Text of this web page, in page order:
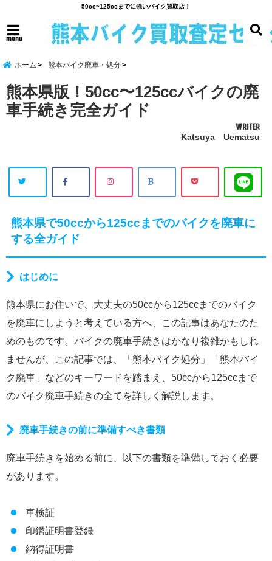
50cc~125ccまでに強いバイク買取店！
menu
ホーム 熊本バイク廃車・処分
熊本県版！50cc〜125ccバイクの廃
車手続き完全ガイド
WRITER
Katsuya Uematsu
熊本県で50ccから125ccまでのバイクを廃車に
する全ガイド
はじめに
熊本県にお住いで、大丈夫の50ccから125ccまでのバイク
を廃車にしようと考えている方へ、この記事はあなたのた
めのものです。バイクの廃車手続きはかなり複雑かもしれ
ませんが、この記事では、「熊本バイク処分」「熊本バイ
ク廃車」などのキーワードを踏まえ、50ccから125ccまで
のバイク廃車手続きの全てを詳しく解説します。
廃車手続きの前に準備すべき書類
廃車手続きを始める前に、以下の書類を準備しておく必要
があります。
車検証
印鑑証明書登録
納得証明書